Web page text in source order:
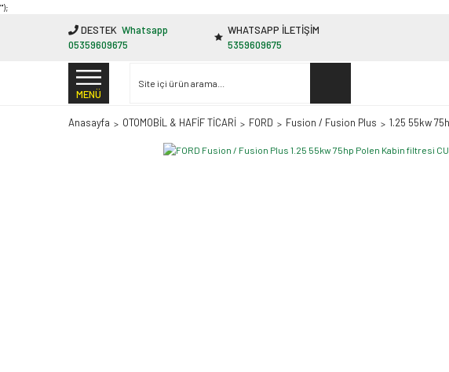
"');
DESTEK Whatsapp
05359609675
WHATSAPP İLETİŞİM
5359609675
MENÜ
Anasayfa OTOMOBİL & HAFİF TİCARİ FORD Fusion / Fusion Plus 1.25 55kw